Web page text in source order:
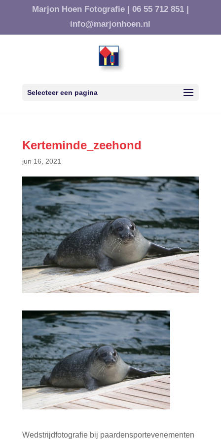
Marjon Hoen Fotografie | 06 55 712 851 |
info@marjonhoen.nl
Selecteer een pagina
Kerteminde_zeehond
jun 16, 2021
Wedstrijdfotografie bij paardensportevenementen